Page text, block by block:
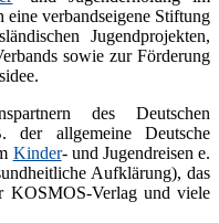
eine verbandseigene Stiftung
Jugendprojekten,
sowie zur Förderung
des Deutschen
allgemeine Deutsche
Kinder- und Jugendreisen e.
Aufklärung), das
KOSMOS-Verlag und viele